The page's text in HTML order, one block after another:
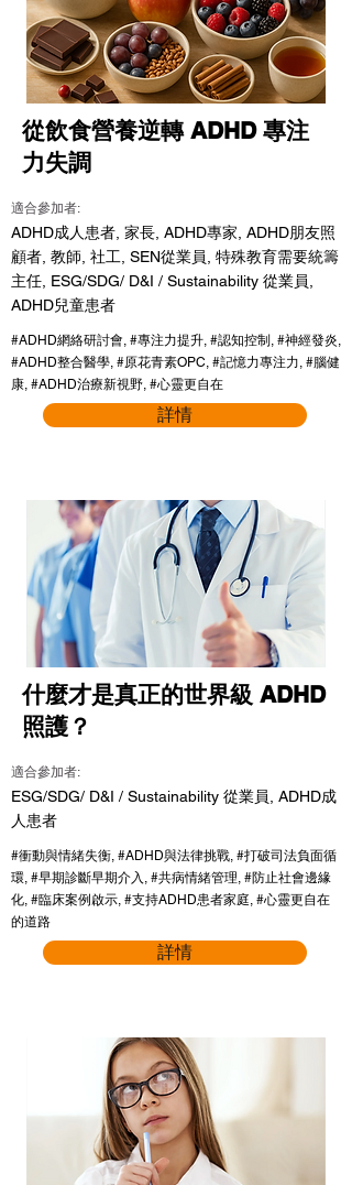
從飲食營養逆轉 ADHD 專注
力失調
適合參加者:
ADHD成人患者, 家長, ADHD專家, ADHD朋友照
顧者, 教師, 社工, SEN從業員, 特殊教育需要統籌
主任, ESG/SDG/ D&I / Sustainability 從業員,
ADHD兒童患者
#ADHD網絡研討會, #專注力提升, #認知控制, #神經發炎,
#ADHD整合醫學, #原花青素OPC, #記憶力專注力, #腦健
康, #ADHD治療新視野, #心靈更自在
詳情
什麼才是真正的世界級 ADHD
照護？
適合參加者:
ESG/SDG/ D&I / Sustainability 從業員, ADHD成
人患者
#衝動與情緒失衡, #ADHD與法律挑戰, #打破司法負面循
環, #早期診斷早期介入, #共病情緒管理, #防止社會邊緣
化, #臨床案例啟示, #支持ADHD患者家庭, #心靈更自在
的道路
詳情